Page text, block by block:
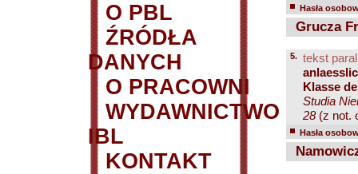
O PBL
ŹRÓDŁA
DANYCH
O PRACOWNI
WYDAWNICTWO
IBL
KONTAKT
Hasła
Grucza
5. tekst
Klasse
Studia
28(z not.
Hasła